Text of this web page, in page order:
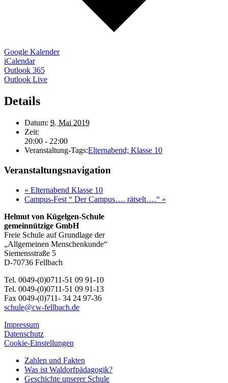
Google Kalender
iCalendar
Outlook 365
Outlook Live
Details
Datum: 9. Mai 2019
Zeit:
20:00 - 22:00
Veranstaltung-Tags:Elternabend; Klasse 10
Veranstaltungsnavigation
« Elternabend Klasse 10
Campus-Fest “ Der Campus…. rätselt….“ »
Helmut von Kügelgen-Schule
gemeinnützige GmbH
Freie Schule auf Grundlage der
„Allgemeinen Menschenkunde“
Siemensstraße 5
D-70736 Fellbach
Tel. 0049-(0)0711-51 09 91-10
Tel. 0049-(0)0711-51 09 91-13
Fax 0049-(0)711- 34 24 97-36
schule@cw-fellbach.de
Impressum
Datenschutz
Cookie-Einstellungen
Zahlen und Fakten
Was ist Waldorfpädagogik?
Geschichte unserer Schule